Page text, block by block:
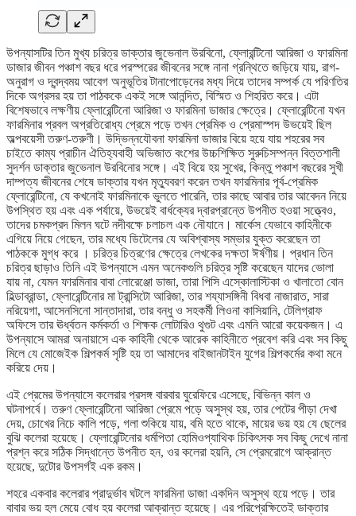
উপন্যাসটির তিন মুখ্য চরিত্র ডাক্তার জুভেনাল উরবিনো, ফ্লোরন্টিনো আরিজা ও ফারমিনা
ডাজার জীবন পঞ্চাশ বছর ধরে পরস্পরের জীবনের সঙ্গে নানা গ্রন্থিতে জড়িয়ে যায়, রাগ-
অনুরাগ ও দ্বন্দ্বময় আবেগ অনুভূতির টানাপোড়েনের মধ্য দিয়ে তাদের সম্পর্ক যে পরিণতির
দিকে অগ্রসর হয় তা পাঠককে একই সঙ্গে আনন্দিত, বিস্মিত ও শিহরিত করে। এটা
বিশেষভাবে লক্ষণীয় ফ্লোরেন্টিনো আরিজা ও ফারমিনা ডাজার ক্ষেত্রে। ফ্লোরেন্টিনো যখন
ফারমিনার প্রবল অপ্রতিরোধ্য প্রেমে পড়ে তখন প্রেমিক ও প্রেমাস্পদ উভয়েই ছিল
অল্পবয়েসী তরুণ-তরুণী। উদ্ভিন্নযৌবনা ফারমিনা ডাজার বিয়ে হয়ে যায় শহরের সব
চাইতে কাম্য প্রাচীন ঐতিহ্যবাহী অভিজাত বংশের উচ্চশিক্ষিত সুরুচিসম্পন্ন বিত্তশালী
সুদর্শন ডাক্তার জুভেনাল উরবিনোর সঙ্গে। এই বিয়ে হয় সুখের, কিন্তু পঞ্চাশ বছরের সুখী
দাম্পত্য জীবনের শেষে ডাক্তার যখন মৃত্যুবরণ করেন তখন ফারমিনার পূর্ব-প্রেমিক
ফ্লোরেন্টিনো, যে কখনোই ফারমিনাকে ভুলতে পারেনি, তার কাছে আবার তার আবেদন নিয়ে
উপস্থিত হয় এবং এক পর্যায়ে, উভয়েই বার্ধক্যের দ্বারপ্রান্তে উপনীত হওয়া সত্ত্বেও,
তাদের চমকপ্রদ মিলন ঘটে নদীবক্ষে চলাচল এক নৌযানে। মার্কেস যেভাবে কাহিনীকে
এগিয়ে নিয়ে গেছেন, তার মধ্যে ডিটেলের যে অবিশ্বাস্য সম্ভার যুক্ত করেছেন তা
পাঠককে মুগ্ধ করে । চরিত্র চিত্রণের ক্ষেত্রে লেখকের দক্ষতা ঈর্ষণীয়। প্রধান তিন
চরিত্র ছাড়াও তিনি এই উপন্যাসে এমন অনেকগুলি চরিত্র সৃষ্টি করেছেন যাদের ভোলা
যায় না, যেমন ফারমিনার বাবা লোরেঞ্জো ডাজা, তারা পিসি এস্কোলাস্টিকা ও খালাতো বোন
হিল্ডাব্রান্ডা, ফ্লোরেন্টিনোর মা ট্রান্সিটো আরিজা, তার শয্যাসঙ্গিনী বিধবা নাজারাত, সারা
নরিয়েগা, আসেনসিনো সান্তাদারা, তার বন্ধু ও সহকর্মী লিওনা কাসিয়ানি, টেলিগ্রাফ
অফিসে তার ঊর্ধ্বতন কর্মকর্তা ও শিক্ষক লোটারিও থুগুট এবং এমনি আরো কয়েকজন। এ
উপন্যাসে আমরা অনায়াসে এক কাহিনী থেকে আরেক কাহিনীতে প্রবেশ করি এবং সব কিছু
মিলে যে মোজেইক শিল্পকর্ম সৃষ্টি হয় তা আমাদের বাইজানটাইন যুগের শিল্পকর্মের কথা মনে
করিয়ে দেয়।
এই প্রেমের উপন্যাসে কলেরার প্রসঙ্গ বারবার ঘুরেফিরে এসেছে, বিভিন্ন কাল ও
ঘটনাপর্বে। তরুণ ফ্লোরেন্টিনো আরিজা প্রেমে পড়ে অসুস্থ হয়, তার পেটের পীড়া দেখা
দেয়, চোখের নিচে কালি পড়ে, গলা শুকিয়ে যায়, বমি হতে থাকে, মায়ের ভয় হয় যে ছেলের
বুঝি কলেরা হয়েছে। ফ্লোরেন্টিনোর ধর্মপিতা হোমিওপ্যাথিক চিকিৎসক সব কিছু দেখে নানা
প্রশ্ন করে সঠিক সিদ্ধান্তে উপনীত হন, ওর কলেরা হয়নি, সে প্রেমরোগে আক্রান্ত
হয়েছে, দুটোর উপসর্গই এক রকম।
শহরে একবার কলেরার প্রাদুর্ভাব ঘটলে ফারমিনা ডাজা একদিন অসুস্থ হয়ে পড়ে। তার
বাবার ভয় হল মেয়ে বোধ হয় কলেরা আক্রান্ত হয়েছে। এর পরিপ্রেক্ষিতেই ডাক্তার